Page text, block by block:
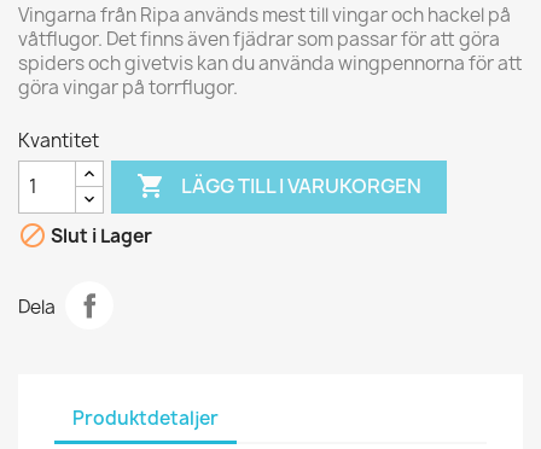
Vingarna från Ripa används mest till vingar och hackel på
våtflugor. Det finns även fjädrar som passar för att göra
spiders och givetvis kan du använda wingpennorna för att
göra vingar på torrflugor.
Kvantitet
 LÄGG TILL I VARUKORGEN
 Slut i Lager
Dela
Produktdetaljer